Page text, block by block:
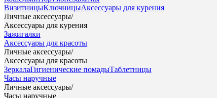
ВизитницыКлючницыАксессуары для курения
Личные аксессуары/
Аксессуары для курения
Зажигалки
Аксессуары для красоты
Личные аксессуары/
Аксессуары для красоты
ЗеркалаГигиенические помадыТаблетницы
Часы наручные
Личные аксессуары/
Часы наручные